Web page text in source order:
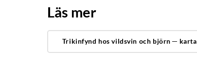
Läs mer
Trikinfynd hos vildsvin och björn ─ karta